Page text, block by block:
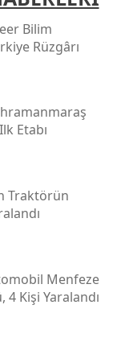
Bilim
Rüzgârı
Etabı
Traktörün
Menfeze
4 Kişi Yaralandı